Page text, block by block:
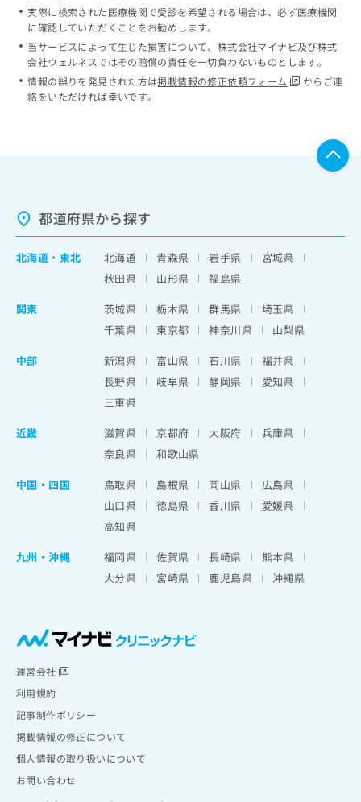
実際に検索された医療機関で受診を希望される場合は、必ず医療機関
に確認していただくことをお勧めします。
当サービスによって生じた損害について、株式会社マイナビ及び株式
会社ウェルネスではその賠償の責任を一切負わないものとします。
情報の誤りを発見された方は掲載情報の修正依頼フォーム
からご連
絡をいただければ幸いです。
都道府県から探す
北海道 ・ 東北 北海道 青森県 岩手県
宮城県
秋田県
山形県
福島県
関東
茨城県 栃木県 群馬県
埼玉県
千葉県
東京都 神奈川県
山梨県
中部
新潟県 富山県 石川県
福井県
長野県
岐阜県 静岡県
愛知県
三重県
近畿
滋賀県 京都府 大阪府
兵庫県
奈良県
和歌山県
中国・四国
鳥取県 島根県 岡山県
広島県
山口県
徳島県 香川県
愛媛県
高知県
九州・沖縄
福岡県 佐賀県 長崎県
熊本県
大分県
宮崎県 鹿児島県 沖縄県
運営会社
利用規約
記事制作ポリシー
掲載情報の修正について
個人情報の取り扱いについて
お問い合わせ